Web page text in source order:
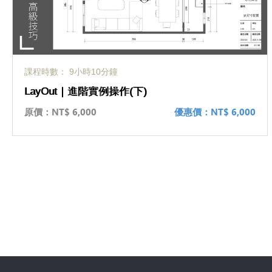
課程時數： 9小時10分鐘
LayOut｜進階實例操作(下)
原價： NT$ 6,000 優惠價： NT$ 6,000